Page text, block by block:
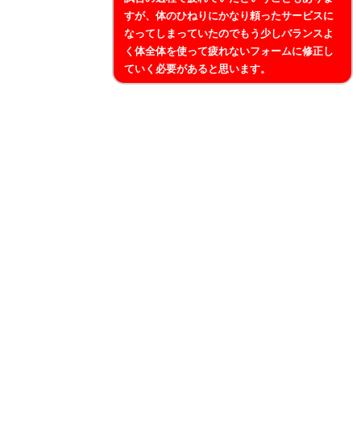
すが、体のひねりにかなり頼ったサービスに
なってしまっていたのでもう少しバランスよ
く体全体を使って疲れないフォームに修正し
ていく必要があると思います。